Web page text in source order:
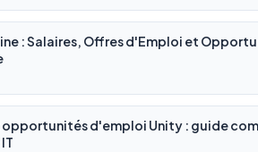
: Salaires, Offres d'Emploi et
opportunités d'emploi Unity : guide